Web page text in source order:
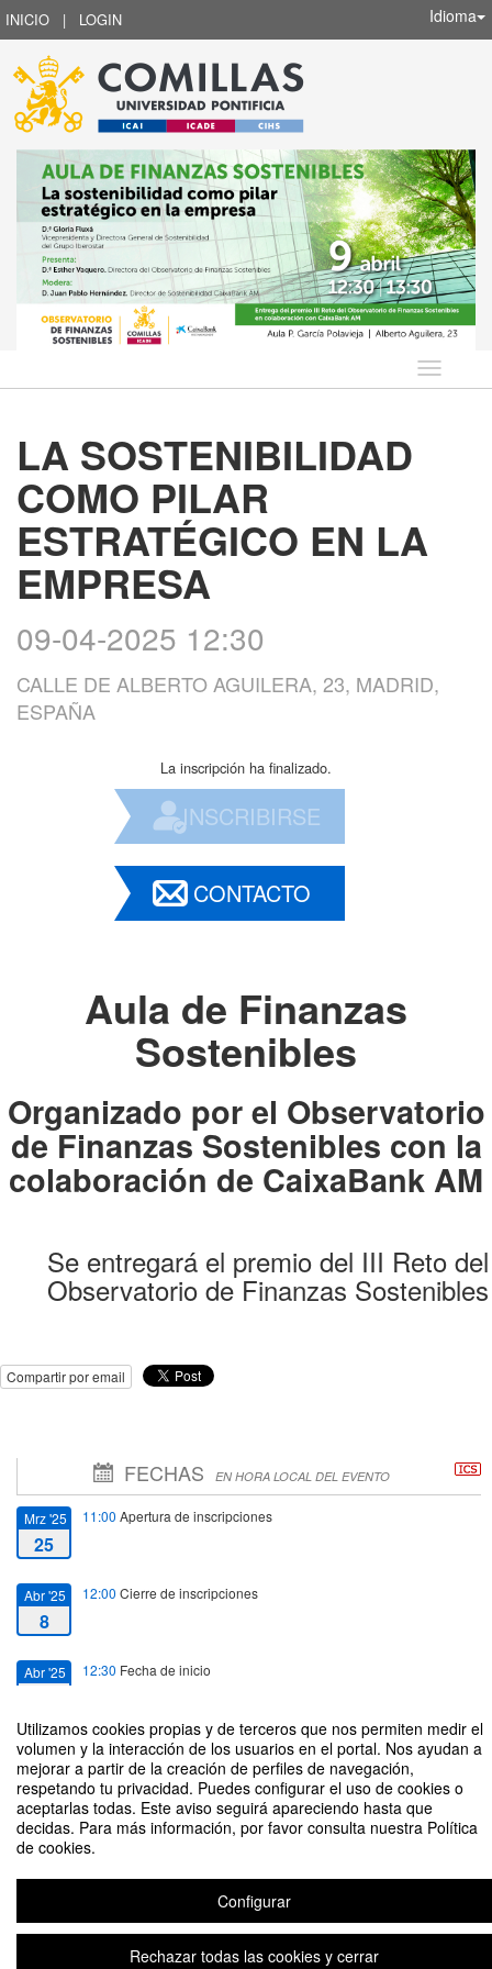
Utilizamos cookies propias y de terceros que nos permiten medir el
volumen y la interacción de los usuarios en el portal. Nos ayudan a
mejorar a partir de la creación de perfiles de navegación,
respetando tu privacidad. Puedes configurar el uso de cookies o
aceptarlas todas. Este aviso seguirá apareciendo hasta que
decidas. Para más información, por favor consulta nuestra Política
de cookies.
Configurar
Rechazar todas las cookies y cerrar
INICIO | LOGIN Idioma
Idioma
LA SOSTENIBILIDAD
COMO PILAR
ESTRATÉGICO EN LA
EMPRESA
09-04-2025 12:30
CALLE DE ALBERTO AGUILERA, 23, MADRID,
ESPAÑA
La inscripción ha finalizado.
INSCRIBIRSE
CONTACTO
Aula de Finanzas
Sostenibles
Organizado por el Observatorio
de Finanzas Sostenibles con la
colaboración de CaixaBank AM
Se entregará el premio del III Reto del
Observatorio de Finanzas Sostenibles
Compartir por email
FECHAS EN HORA LOCAL DEL EVENTO
Mrz '25
25
11:00 Apertura de inscripciones
Abr '25
8
12:00 Cierre de inscripciones
Abr '25 12:30 Fecha de inicio
Abr '25
9
13:30Fecha de fin
LA SOSTENIBILIDAD COMO PILAR ESTRATÉGICO EN LA EMPRESA